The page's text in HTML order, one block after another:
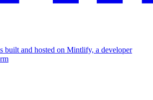
built and hosted on Mintlify, a developer